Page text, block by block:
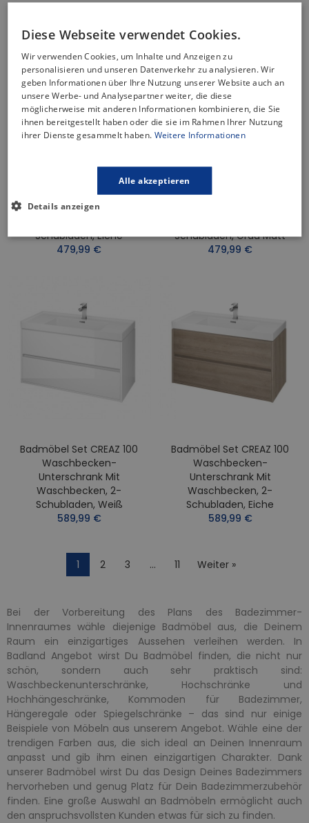
Badmöbel Set CREAZ 80
Waschbecken-
Unterschrank Mit
Schubladen, Eiche
479,99 €
Badmöbel Set CREAZ 80
Waschbecken-
Schubladen, Grau Matt
479,99 €
Badmöbel Set CREAZ 100
Waschbecken-
Unterschrank Mit
Waschbecken, 2-
Schubladen, Weiß
589,99 €
Badmöbel Set CREAZ 100
Waschbecken-
Unterschrank Mit
Waschbecken, 2-
Schubladen, Eiche
589,99 €
1 2 3 … 11 Weiter »
Bei der Vorbereitung des Plans des Badezimmer-
Innenraumes wähle diejenige Badmöbel aus, die Deinem
Raum ein einzigartiges Aussehen verleihen werden. In
Badland Angebot wirst Du Badmöbel finden, die nicht nur
schön, sondern auch sehr praktisch sind:
Waschbeckenunterschränke, Hochschränke und
Hochhängeschränke, Kommoden für Badezimmer,
Hängeregale oder Spiegelschränke – das sind nur einige
Beispiele von Möbeln aus unserem Angebot. Wähle eine der
trendigen Farben aus, die sich ideal an Deinen Innenraum
anpasst und gib ihm einen einzigartigen Charakter. Dank
unserer Badmöbel wirst Du das Design Deines Badezimmers
hervorheben und genug Platz für Dein Badezimmerzubehör
finden. Eine große Auswahl an Badmöbeln ermöglicht auch
den anspruchsvollsten Kunden etwas für sich zu finden.
Diese Webseite verwendet Cookies.
Wir verwenden Cookies, um Inhalte und Anzeigen zu
personalisieren und unseren Datenverkehr zu analysieren. Wir
geben Informationen über Ihre Nutzung unserer Website auch an
unsere Werbe- und Analysepartner weiter, die diese
möglicherweise mit anderen Informationen kombinieren, die Sie
ihnen bereitgestellt haben oder die sie im Rahmen Ihrer Nutzung
ihrer Dienste gesammelt haben. Weitere Informationen
Alle akzeptieren
Details anzeigen